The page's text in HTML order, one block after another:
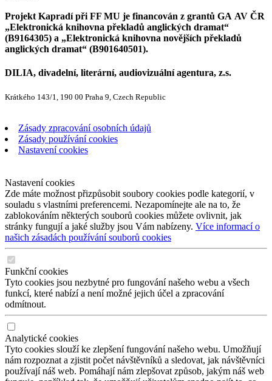
Projekt Kapradí při FF MU je financován z grantů GA AV ČR
„Elektronická knihovna překladů anglických dramat“
(B9164305) a „Elektronická knihovna novějších překladů
anglických dramat“ (B901640501).
DILIA, divadelní, literární, audiovizuální agentura, z.s.
Krátkého 143/1, 190 00 Praha 9, Czech Republic
Zásady zpracování osobních údajů
Zásady používání cookies
Nastavení cookies
Nastavení cookies
Zde máte možnost přizpůsobit soubory cookies podle kategorií, v
souladu s vlastními preferencemi. Nezapomínejte ale na to, že
zablokováním některých souborů cookies můžete ovlivnit, jak
stránky fungují a jaké služby jsou Vám nabízeny. Více informací o
našich zásadách používání souborů cookies
Funkční cookies
Tyto cookies jsou nezbytné pro fungování našeho webu a všech
funkcí, které nabízí a není možné jejich účel a zpracování
odmítnout.
Analytické cookies
Tyto cookies slouží ke zlepšení fungování našeho webu. Umožňují
nám rozpoznat a zjistit počet návštěvníků a sledovat, jak návštěvníci
používají náš web. Pomáhají nám zlepšovat způsob, jakým náš web